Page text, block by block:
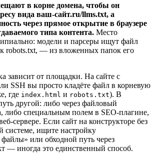
в корне домена, чтобы он
вида ваш-сайт.ru/llms.txt, а
через прямое открытие в браузере
типа контента. Место
модели и парсеры ищут файл
robots.txt, — из вложенных папок его
зависит от площадки. На сайте с
SSH вы просто кладёте файл в корневую
где index.html и robots.txt). В
другой: либо через файловый
либо специальным полем в SEO-плагине,
сервере. Если сайт на конструкторе без
системе, ищите настройку
файлы» или обходной путь через
— иногда это единственный способ.